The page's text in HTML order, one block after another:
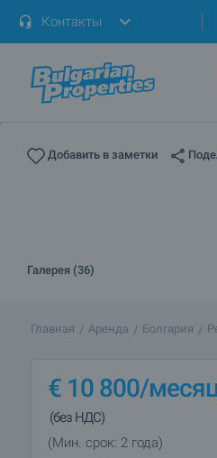
Контакты
Добавить в заметки
Галерея (36)
Главная Аренда Болгария
€ 10 800/
(без НДС)
(Мин. срок: 2 года)